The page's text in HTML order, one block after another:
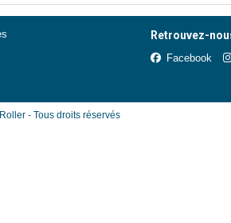
Retrouvez-
Facebook
- Tous droits réservés